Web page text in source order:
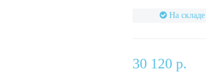
На складе
30 120 р.